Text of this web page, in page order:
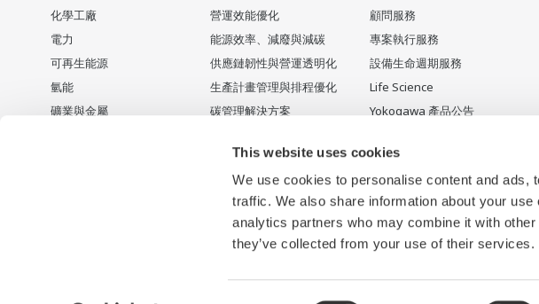
This website uses cookies
We use cookies to personalise content and ads,
traffic. We also share information about your
analytics partners who may combine it with
they’ve collected from your use of their services.
化學工廠
電力
可再生能源
氫能
礦業與金屬
營運效能優化
能源效率、減廢與減碳
供應鏈韌性與營運透明化
生產計畫管理與排程優化
碳管理解決方案
顧問服務
專案執行服務
設備生命週期服務
Life Science
Yokogawa 產品公告